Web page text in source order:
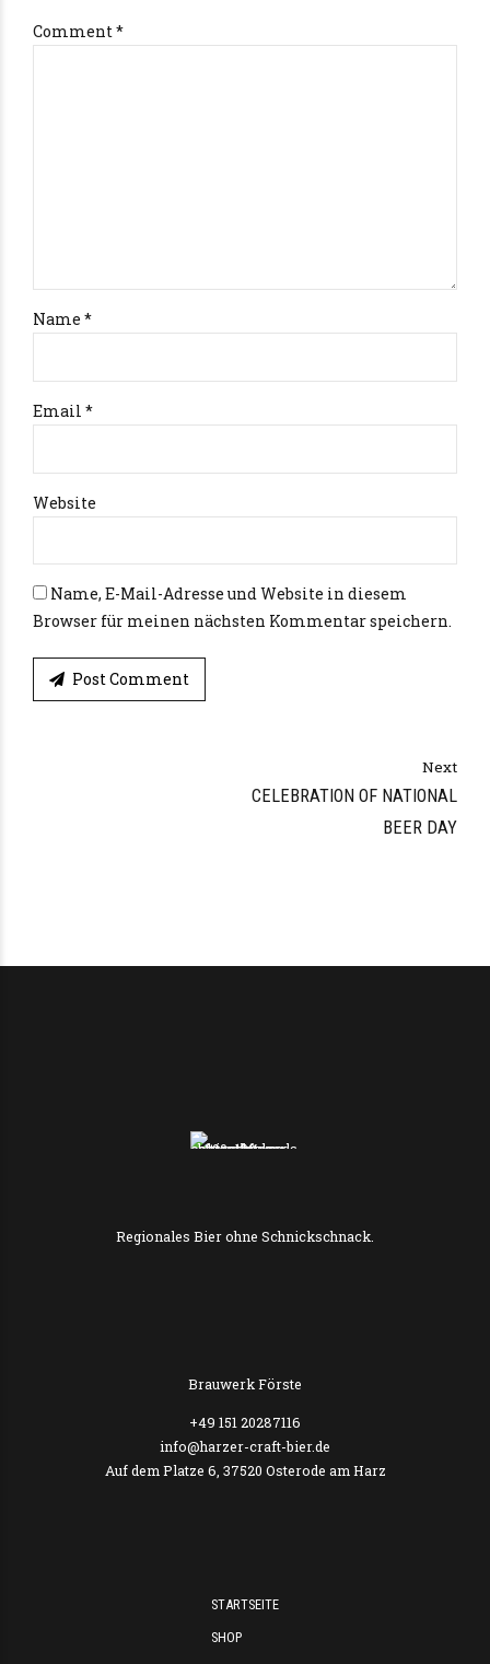
Comment *
Name *
Email *
Website
Name, E-Mail-Adresse und Website in diesem
Browser für meinen nächsten Kommentar speichern.
Post Comment
Next
CELEBRATION OF NATIONAL
BEER DAY
Regionales Bier ohne Schnickschnack.
Brauwerk Förste
+49 151 20287116
info@harzer-craft-bier.de
Auf dem Platze 6, 37520 Osterode am Harz
STARTSEITE
SHOP